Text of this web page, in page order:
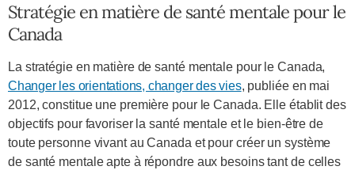
Stratégie en matière de santé mentale pour le
Canada
La stratégie en matière de santé mentale pour le Canada,
Changer les orientations, changer des vies, publiée en mai
2012, constitue une première pour le Canada. Elle établit des
objectifs pour favoriser la santé mentale et le bien-être de
toute personne vivant au Canada et pour créer un système
de santé mentale apte à répondre aux besoins tant de celles